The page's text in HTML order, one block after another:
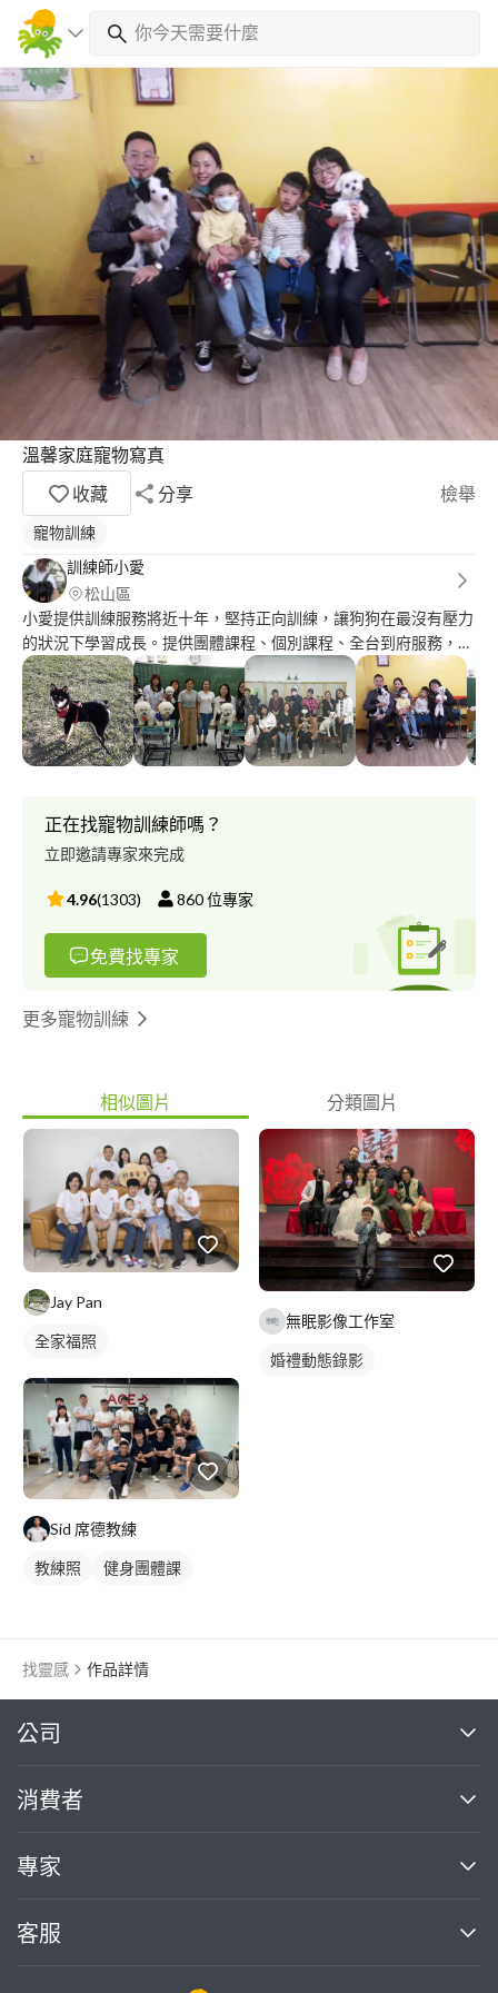
溫馨家庭寵物寫真
收藏
分享 檢舉
寵物訓練
訓練師小愛
松山區
小愛提供訓練服務將近十年，堅持正向訓練，讓狗狗在最沒有壓力
的狀況下學習成長。提供團體課程、個別課程、全台到府服務，近
期疫情期間還有提供視訊課程。
正在找寵物訓練師嗎？
立即邀請專家來完成
4.96(1303) 860位專家
免費找專家
更多寵物訓練
相似圖片 分類圖片
Jay Pan
全家福照
Sid 席德教練
教練照 健身團體課
無眠影像工作室
婚禮動態錄影
找靈感 作品詳情
公司
關於我們
部落格
加入我們
消費者
買服務
熱門服務
專家
案件中心
客服
繼續完成